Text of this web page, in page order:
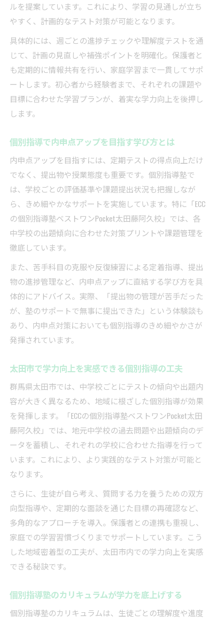
ルを提案しています。これにより、学習の見通しが立ち
やすく、計画的なテスト対策が可能となります。
具体的には、週ごとの進捗チェックや理解度テストを通
じて、計画の見直しや補強ポイントを明確化。保護者と
も定期的に情報共有を行い、家庭学習まで一貫してサポ
ートします。初心者から経験者まで、それぞれの課題や
目標に合わせた学習プランが、着実な学力向上を後押し
します。
個別指導で内申点アップを目指す学び方とは
内申点アップを目指すには、定期テストの得点向上だけ
でなく、提出物や授業態度も重要です。個別指導塾で
は、学校ごとの評価基準や課題提出状況も把握しなが
ら、きめ細やかなサポートを実施しています。特に「ECC
の個別指導塾ベストワンPocket太田藤阿久校」では、各
中学校の出題傾向に合わせた対策プリントや課題管理を
徹底しています。
また、苦手科目の克服や反復練習による定着指導、提出
物の進捗管理など、内申点アップに直結する学び方を具
体的にアドバイス。実際、「提出物の管理が苦手だった
が、塾のサポートで無事に提出できた」という体験談も
あり、内申点対策においても個別指導のきめ細やかさが
発揮されています。
太田市で学力向上を実感できる個別指導の工夫
群馬県太田市では、中学校ごとにテストの傾向や出題内
容が大きく異なるため、地域に根ざした個別指導が効果
を発揮します。「ECCの個別指導塾ベストワンPocket太田
藤阿久校」では、地元中学校の過去問題や出題傾向のデ
ータを蓄積し、それぞれの学校に合わせた指導を行って
います。これにより、より実践的なテスト対策が可能と
なります。
さらに、生徒が自ら考え、質問する力を養うための双方
向型指導や、定期的な面談を通じた目標の再確認など、
多角的なアプローチを導入。保護者との連携も重視し、
家庭での学習習慣づくりまでサポートしています。こう
した地域密着型の工夫が、太田市内での学力向上を実感
できる秘訣です。
個別指導塾のカリキュラムが学力を底上げする
個別指導塾のカリキュラムは、生徒ごとの理解度や進度